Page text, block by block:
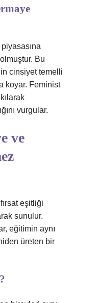
Bu
cinsiyet temelli
koyar. Feminist
vurgular.
ve
eşitliği
sunulur.
eğitimin aynı
üreten bir